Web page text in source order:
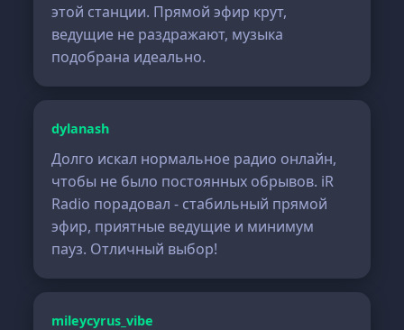
этой станции. Прямой эфир крут,
ведущие не раздражают, музыка
подобрана идеально.
dylanash
Долго искал нормальное радио онлайн,
чтобы не было постоянных обрывов. iR
Radio порадовал - стабильный прямой
эфир, приятные ведущие и минимум
пауз. Отличный выбор!
mileycyrus_vibe